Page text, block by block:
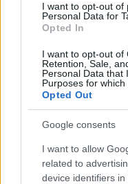
I want to opt-out of
Personal Data for
Opted In
I want to opt-out of
Retention, Sale,
Personal Data that
Purposes for which
Opted Out
Google consents
I want to allow
related to
device identifiers in
alapján, de a
teljesíti jól, és
igen, alkalmas a
minőségű
kutatások miatt ez
szintén 2 üzenetünk
kezeljük óvatosan a
tudni, hogy
figyeljünk oda, hogy
adatokat, mert nem